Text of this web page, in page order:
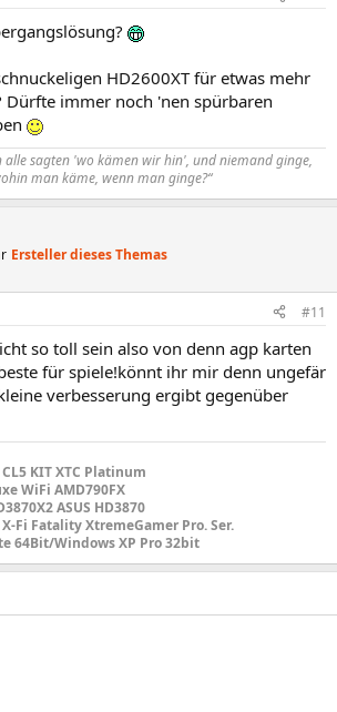
HD2600XT für etwas mehr
Dürfte immer noch 'nen spürbaren
alle sagten 'wo kämen wir hin', und niemand ginge,
man käme, wenn man ginge?“
Ersteller dieses Themas
#11
so toll sein also von denn agp karten
für spiele!könnt ihr mir denn ungefär
verbesserung ergibt gegenüber
KIT XTC Platinum
WiFi AMD790FX
ASUS HD3870
Fi Fatality XtremeGamer Pro. Ser.
64Bit/Windows XP Pro 32bit